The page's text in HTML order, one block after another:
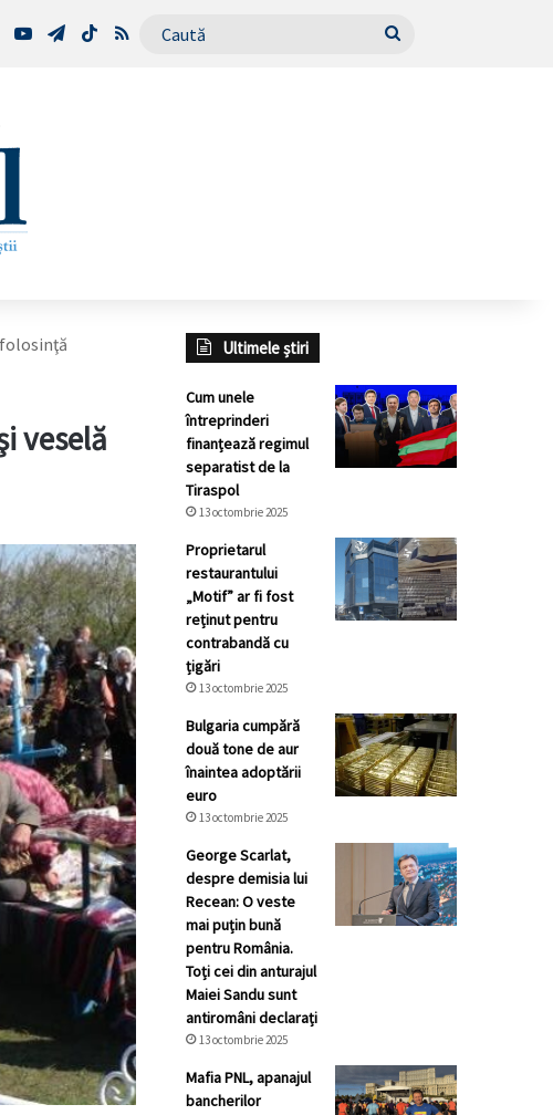
YouTubeTelegram
TikTokRSS Caută
veselă
Ultimele știri
Cum unele
întreprinderi
finanțează regimul
separatist de la
Tiraspol
13 octombrie 2025
Proprietarul
restaurantului
„Motif” ar fi fost
reținut pentru
contrabandă cu
țigări
13 octombrie 2025
Bulgaria cumpără
două tone de aur
înaintea adoptării
euro
13 octombrie 2025
George Scarlat,
despre demisia lui
Recean: O veste
mai puțin bună
pentru România.
Toți cei din anturajul
Maiei Sandu sunt
antiromâni declarați
13 octombrie 2025
Mafia PNL, apanajul
bancherilor